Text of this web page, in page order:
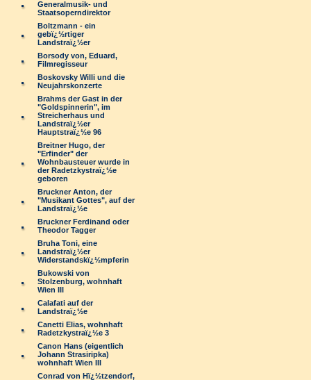
Generalmusik- und
Staatsoperndirektor
Boltzmann - ein
gebï¿½rtiger
Landstraï¿½er
Borsody von, Eduard,
Filmregisseur
Boskovsky Willi und die
Neujahrskonzerte
Brahms der Gast in der
"Goldspinnerin", im
Streicherhaus und
Landstraï¿½er
Hauptstraï¿½e 96
Breitner Hugo, der
"Erfinder" der
Wohnbausteuer wurde in
der Radetzkystraï¿½e
geboren
Bruckner Anton, der
"Musikant Gottes", auf der
Landstraï¿½e
Bruckner Ferdinand oder
Theodor Tagger
Bruha Toni, eine
Landstraï¿½er
Widerstandskï¿½mpferin
Bukowski von
Stolzenburg, wohnhaft
Wien III
Calafati auf der
Landstraï¿½e
Canetti Elias, wohnhaft
Radetzkystraï¿½e 3
Canon Hans (eigentlich
Johann Strasiripka)
wohnhaft Wien III
Conrad von Hï¿½tzendorf,